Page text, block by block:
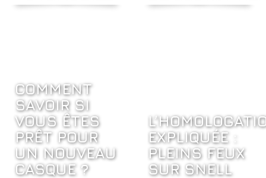
COMMENT
SAVOIR SI
VOUS ÊTES
PRÊT POUR
UN NOUVEAU
CASQUE ?
EXPLIQUÉE :
PLEINS FEUX
SUR SNELL